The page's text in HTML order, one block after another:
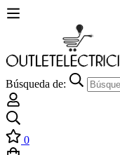
Búsqueda de:
0